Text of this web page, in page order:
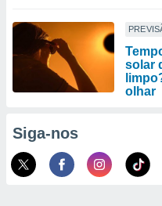
solar
olhar
Siga-nos